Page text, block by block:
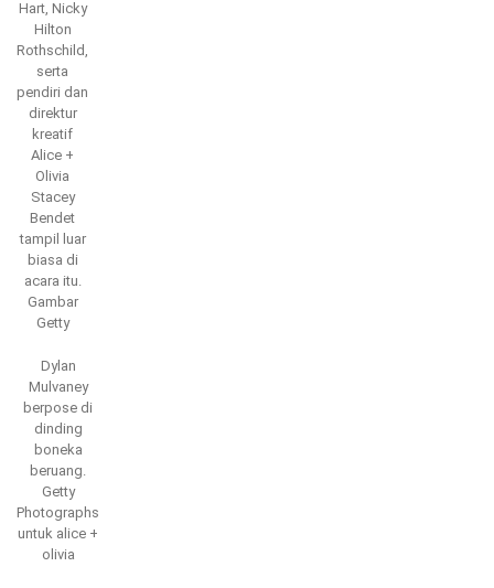
Hart, Nicky
Hilton
Rothschild,
serta
pendiri dan
direktur
kreatif
Alice +
Olivia
Stacey
Bendet
tampil luar
biasa di
acara itu.
Gambar
Getty
Dylan
Mulvaney
berpose di
dinding
boneka
beruang.
Getty
Photographs
untuk alice +
olivia